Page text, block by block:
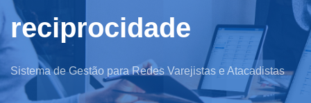
reciprocidade
Sistema de Gestão para Redes Varejistas e Atacadistas